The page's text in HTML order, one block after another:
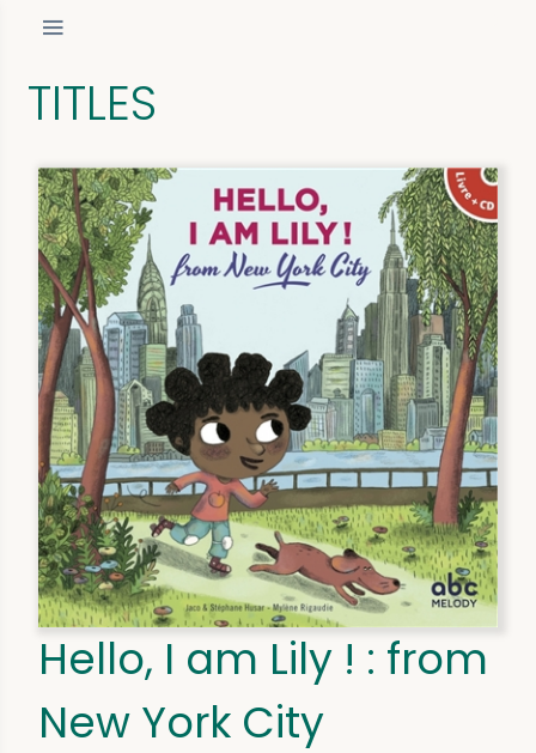
TITLES
Hello, I am Lily ! : from
New York City